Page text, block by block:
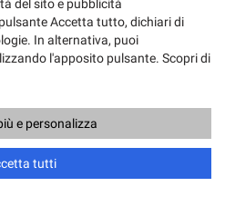
del sito e pubblicità
Accetta tutto, dichiari di
In alternativa, puoi
l'apposito pulsante. Scopri di
e personalizza
tutti